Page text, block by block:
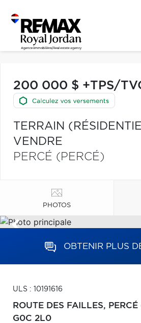
200 000 $ +TPS/
TERRAIN
VENDRE
PERCÉ (PERCÉ)
PHOTOS
OBTENIR PLUS
ULS : 10191616
ROUTE DES FAILLES,
G0C 2L0